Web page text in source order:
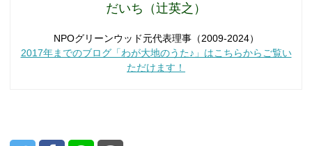
だいち（辻英之）
NPOグリーンウッド元代表理事（2009-2024）
2017年までのブログ「わが大地のうた♪」はこちらからご覧い
ただけます！